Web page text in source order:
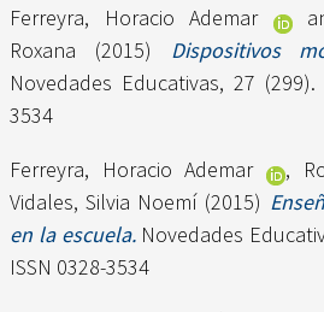
Ferreyra, Horacio Ademar
Roxana (2015) Dispositivos
Novedades Educativas, 27
3534
Ferreyra, Horacio Ademar
,
Vidales, Silvia Noemí (2015)
en la escuela.Novedades
ISSN 0328-3534